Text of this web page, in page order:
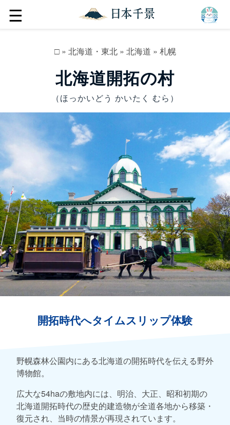
☰
□» 北海道・東北» 北海道 » 札幌
北海道開拓の村
（ほっかいどう かいたく むら）
開拓時代へタイムスリップ体験
野幌森林公園内にある北海道の開拓時代を伝える野外
博物館。
広大な54haの敷地内には、明治、大正、昭和初期の
北海道開拓時代の歴史的建造物が全道各地から移築・
復元され、当時の情景が再現されています。